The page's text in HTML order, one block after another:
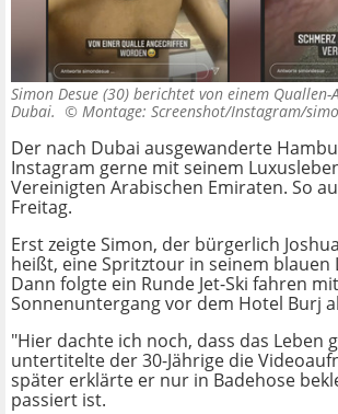
Simon Desue (30) berichtet von einem
Dubai. © Montage: Screenshot/Instagram/
Der nach Dubai ausgewanderte
Instagram gerne mit seinem
Vereinigten Arabischen Emiraten. So
Freitag.
Erst zeigte Simon, der bürgerlich
heißt, eine Spritztour in seinem blauen
Dann folgte ein Runde Jet-Ski fahren
Sonnenuntergang vor dem Hotel Burj
"Hier dachte ich noch, dass das Leben
untertitelte der 30-Jährige die
später erklärte er nur in Badehose
passiert ist.